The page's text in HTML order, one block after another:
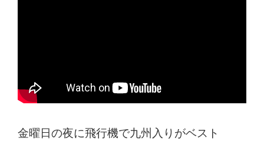
金曜日の夜に飛行機で九州入りがベスト